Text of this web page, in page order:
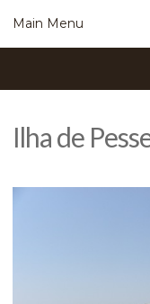
Main Menu
Ilha de